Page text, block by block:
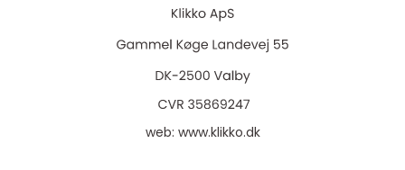
web: www.klikko.dk